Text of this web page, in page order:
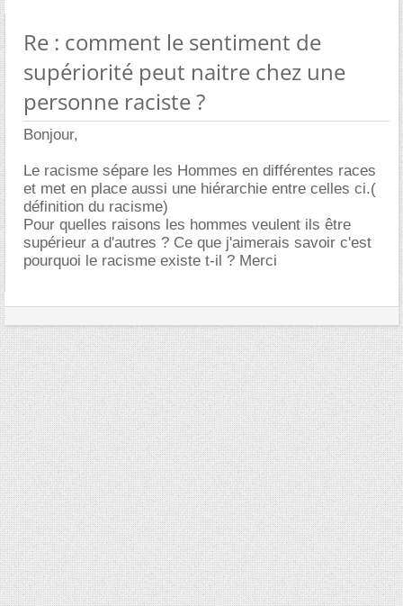
Re : comment le sentiment de
supériorité peut naitre chez une
personne raciste ?
Bonjour,
Le racisme sépare les Hommes en différentes races
et met en place aussi une hiérarchie entre celles ci.(
définition du racisme)
Pour quelles raisons les hommes veulent ils être
supérieur a d'autres ? Ce que j'aimerais savoir c'est
pourquoi le racisme existe t-il ? Merci